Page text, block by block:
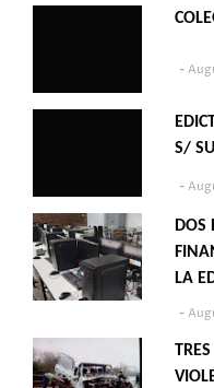
S/
DOS
LA